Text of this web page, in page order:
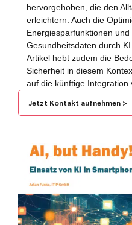
hervorgehoben, die den
erleichtern. Auch die
Energiesparfunktionen und
Gesundheitsdaten durch
Artikel hebt zudem die
Sicherheit in diesem
auf die künftige Integration
Jetzt Kontakt aufnehmen >